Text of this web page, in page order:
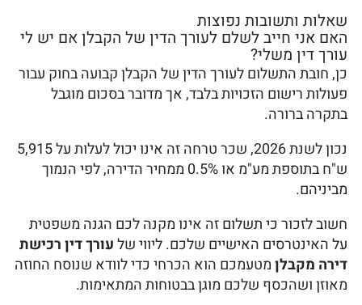
שאלות ותשובות נפוצות
האם אני חייב לשלם לעורך הדין של הקבלן אם יש לי
עורך דין משלי?
כן, חובת התשלום לעורך הדין של הקבלן קבועה בחוק עבור
פעולות רישום הזכויות בלבד, אך מדובר בסכום מוגבל
בתקרה ברורה.
נכון לשנת 2026, שכר טרחה זה אינו יכול לעלות על 5,915
ש"ח בתוספת מע"מ או 0.5% ממחיר הדירה, לפי הנמוך
מביניהם.
חשוב לזכור כי תשלום זה אינו מקנה לכם הגנה משפטית
על האינטרסים האישיים שלכם. ליווי שלעורך דין רכישת
דירה מקבלןמטעמכם הוא הכרחי כדי לוודא שנוסח החוזה
מאוזן ושהכסף שלכם מוגן בבטוחות המתאימות.